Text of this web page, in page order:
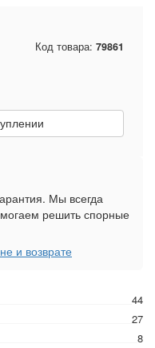
44
27
8
Код товара: 79861
Мы всегда
решить спорные
и возврате